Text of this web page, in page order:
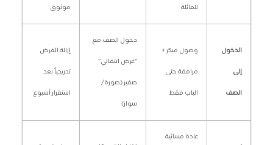
للعائلة موثوق
الدخول
إلى
الصف
وصول مبكر +
مرافقة حتى
الباب فقط
دخول الصف مع
“غرض انتقالي”
صغير (صورة/
سوار)
إزالة الغرض
تدريجياً بعد
استقرار أسبوع
عادة مسائية